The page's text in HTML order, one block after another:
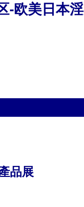
-欧美日本
品展